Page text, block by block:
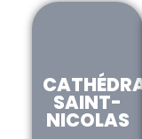
SAINT-
NICOLAS